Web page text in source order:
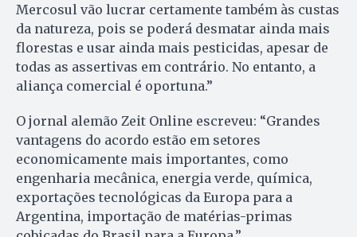
Mercosul vão lucrar certamente também às custas
da natureza, pois se poderá desmatar ainda mais
florestas e usar ainda mais pesticidas, apesar de
todas as assertivas em contrário. No entanto, a
aliança comercial é oportuna.”
O jornal alemão Zeit Online escreveu: “Grandes
vantagens do acordo estão em setores
economicamente mais importantes, como
engenharia mecânica, energia verde, química,
exportações tecnológicas da Europa para a
Argentina, importação de matérias-primas